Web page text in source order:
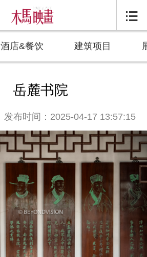

酒店&餐饮 建筑项目
岳麓书院
发布时间：2025-04-17 13:57:15